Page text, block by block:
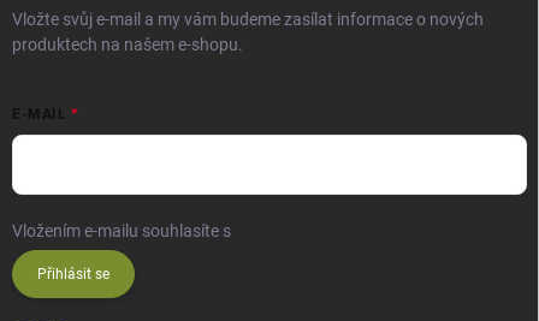
Vložte svůj e-mail a my vám budeme zasílat informace o nových
produktech na našem e-shopu.
E-MAIL
Vložením e-mailu souhlasíte s
Přihlásit se